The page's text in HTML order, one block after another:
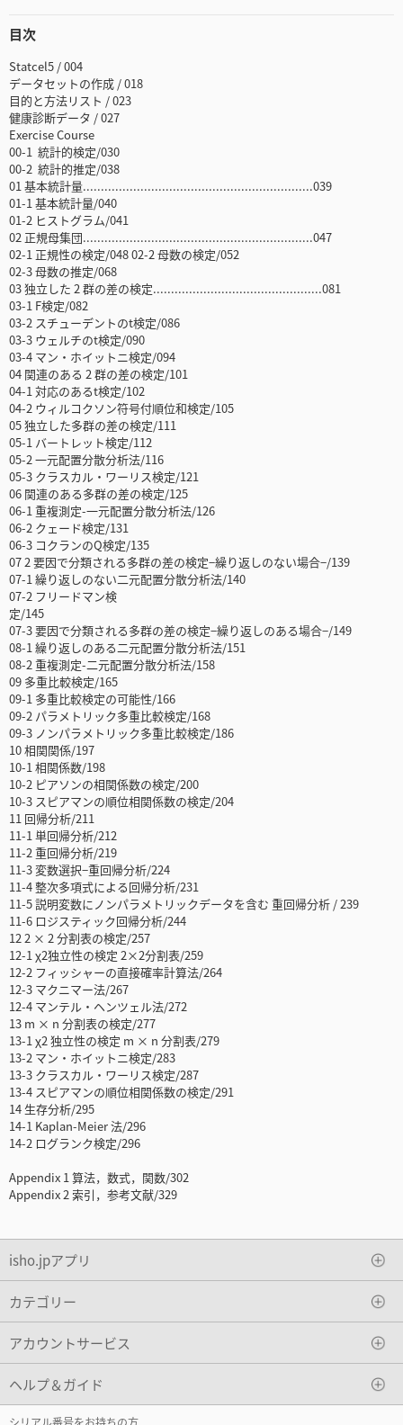
目次
Statcel5 / 004
データセットの作成 / 018
目的と方法リスト / 023
健康診断データ / 027
Exercise Course
00-1 統計的検定/030
00-2 統計的推定/038
01 基本統計量................................................................039
01-1 基本統計量/040
01-2 ヒストグラム/041
02 正規母集団................................................................047
02-1 正規性の検定/048 02-2 母数の検定/052
02-3 母数の推定/068
03 独立した 2 群の差の検定...............................................081
03-1 F検定/082
03-2 スチューデントのt検定/086
03-3 ウェルチのt検定/090
03-4 マン・ホイットニ検定/094
04 関連のある 2 群の差の検定/101
04-1 対応のあるt検定/102
04-2 ウィルコクソン符号付順位和検定/105
05 独立した多群の差の検定/111
05-1 バートレット検定/112
05-2 一元配置分散分析法/116
05-3 クラスカル・ワーリス検定/121
06 関連のある多群の差の検定/125
06-1 重複測定-一元配置分散分析法/126
06-2 クェード検定/131
06-3 コクランのQ検定/135
07 2 要因で分類される多群の差の検定−繰り返しのない場合−/139
07-1 繰り返しのない二元配置分散分析法/140
07-2 フリードマン検
定/145
07-3 要因で分類される多群の差の検定−繰り返しのある場合−/149
08-1 繰り返しのある二元配置分散分析法/151
08-2 重複測定-二元配置分散分析法/158
09 多重比較検定/165
09-1 多重比較検定の可能性/166
09-2 パラメトリック多重比較検定/168
09-3 ノンパラメトリック多重比較検定/186
10 相関関係/197
10-1 相関係数/198
10-2 ピアソンの相関係数の検定/200
10-3 スピアマンの順位相関係数の検定/204
11 回帰分析/211
11-1 単回帰分析/212
11-2 重回帰分析/219
11-3 変数選択−重回帰分析/224
11-4 整次多項式による回帰分析/231
11-5 説明変数にノンパラメトリックデータを含む 重回帰分析 / 239
11-6 ロジスティック回帰分析/244
12 2 × 2 分割表の検定/257
12-1 χ2独立性の検定 2×2分割表/259
12-2 フィッシャーの直接確率計算法/264
12-3 マクニマー法/267
12-4 マンテル・ヘンツェル法/272
13 m × n 分割表の検定/277
13-1 χ2 独立性の検定 m × n 分割表/279
13-2 マン・ホイットニ検定/283
13-3 クラスカル・ワーリス検定/287
13-4 スピアマンの順位相関係数の検定/291
14 生存分析/295
14-1 Kaplan-Meier 法/296
14-2 ログランク検定/296
Appendix 1 算法，数式，関数/302
Appendix 2 索引，参考文献/329
isho.jpアプリ
カテゴリー
アカウントサービス
ヘルプ＆ガイド
シリアル番号をお持ちの方